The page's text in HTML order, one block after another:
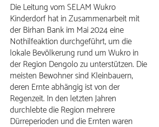
Die Leitung vom SELAM Wukro
Kinderdorf hat in Zusammenarbeit mit
der Birhan Bank im Mai 2024 eine
Nothilfeaktion durchgeführt, um die
lokale Bevölkerung rund um Wukro in
der Region Dengolo zu unterstützen. Die
meisten Bewohner sind Kleinbauern,
deren Ernte abhängig ist von der
Regenzeit. In den letzten Jahren
durchlebte die Region mehrere
Dürreperioden und die Ernten waren